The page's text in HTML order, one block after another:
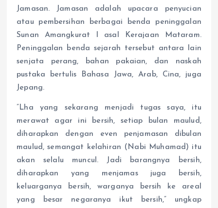
Jamasan. Jamasan adalah upacara penyucian
atau pembersihan berbagai benda peninggalan
Sunan Amangkurat I asal Kerajaan Mataram.
Peninggalan benda sejarah tersebut antara lain
senjata perang, bahan pakaian, dan naskah
pustaka bertulis Bahasa Jawa, Arab, Cina, juga
Jepang.
”Lha yang sekarang menjadi tugas saya, itu
merawat agar ini bersih, setiap bulan maulud,
diharapkan dengan even penjamasan dibulan
maulud, semangat kelahiran (Nabi Muhamad) itu
akan selalu muncul. Jadi barangnya bersih,
diharapkan yang menjamas juga bersih,
keluarganya bersih, warganya bersih ke areal
yang besar negaranya ikut bersih,” ungkap